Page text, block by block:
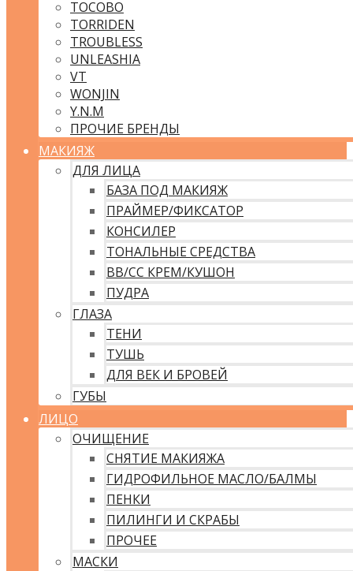
TOCOBO
TORRIDEN
TROUBLESS
UNLEASHIA
VT
WONJIN
Y.N.M
ПРОЧИЕ БРЕНДЫ
МАКИЯЖ
ДЛЯ ЛИЦА
БАЗА ПОД МАКИЯЖ
ПРАЙМЕР/ФИКСАТОР
КОНСИЛЕР
ТОНАЛЬНЫЕ СРЕДСТВА
ВВ/CC КРЕМ/КУШОН
ПУДРА
ГЛАЗА
ТЕНИ
ТУШЬ
ДЛЯ ВЕК И БРОВЕЙ
ГУБЫ
ЛИЦО
ОЧИЩЕНИЕ
СНЯТИЕ МАКИЯЖА
ГИДРОФИЛЬНОЕ МАСЛО/БАЛМЫ
ПЕНКИ
ПИЛИНГИ И СКРАБЫ
ПРОЧЕЕ
МАСКИ